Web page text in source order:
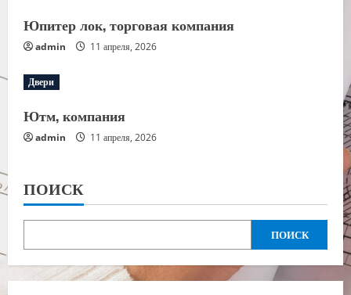
Юпитер лок, торговая компания
admin 11 апреля, 2026
Двери
Ютм, компания
admin 11 апреля, 2026
ПОИСК
ПОИСК